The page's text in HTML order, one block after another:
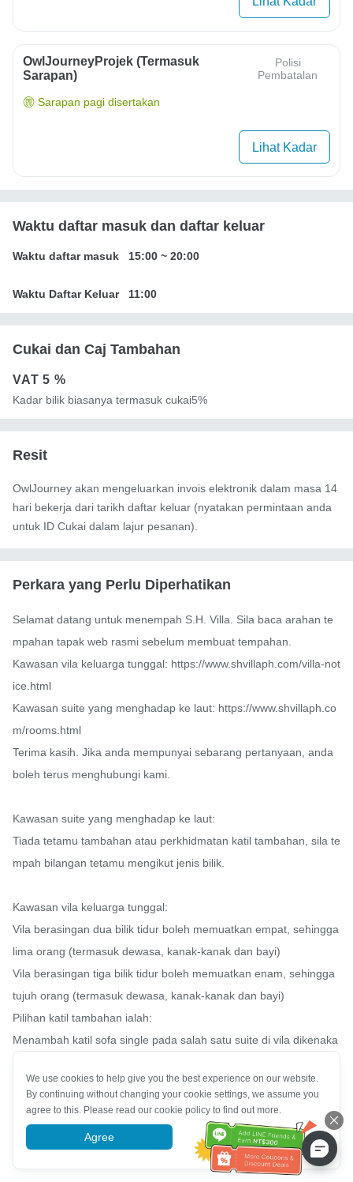
OwlJourneyProjek (Termasuk
Sarapan)
Polisi
Pembatalan
Sarapan pagi disertakan
Lihat Kadar
Waktu daftar masuk dan daftar keluar
Waktu daftar masuk 15:00 ~ 20:00
Waktu Daftar Keluar 11:00
Cukai dan Caj Tambahan
VAT5 %
Kadar bilik biasanya termasuk cukai5%
Resit
OwlJourney akan mengeluarkan invois elektronik dalam masa 14
hari bekerja dari tarikh daftar keluar (nyatakan permintaan anda
untuk ID Cukai dalam lajur pesanan).
Perkara yang Perlu Diperhatikan
Selamat datang untuk menempah S.H. Villa. Sila baca arahan te
mpahan tapak web rasmi sebelum membuat tempahan.
Kawasan vila keluarga tunggal: https://www.shvillaph.com/villa-not
ice.html
Kawasan suite yang menghadap ke laut: https://www.shvillaph.co
m/rooms.html
Terima kasih. Jika anda mempunyai sebarang pertanyaan, anda
boleh terus menghubungi kami.
Kawasan suite yang menghadap ke laut:
Tiada tetamu tambahan atau perkhidmatan katil tambahan, sila te
mpah bilangan tetamu mengikut jenis bilik.
Kawasan vila keluarga tunggal:
Vila berasingan dua bilik tidur boleh memuatkan empat, sehingga
lima orang (termasuk dewasa, kanak-kanak dan bayi)
Vila berasingan tiga bilik tidur boleh memuatkan enam, sehingga
tujuh orang (termasuk dewasa, kanak-kanak dan bayi)
Pilihan katil tambahan ialah:
Menambah katil sofa single pada salah satu suite di vila dikenaka
peralatan mandian)
Kanak-kanak berumur 0-12 tahun yang tidak duduk di atas katil a
kan dikenakan bayaran tambahan $300/malam (tidak termasuk s
arapan pagi dan peralatan mandian)
We use cookies to help give you the best experience on our website.
By continuing without changing your cookie settings, we assume you
agree to this. Please read our cookie policy to find out more.
Agree More information